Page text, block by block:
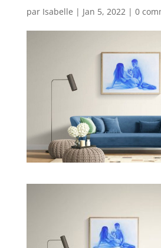
par Isabelle | Jan 5, 2022| 0